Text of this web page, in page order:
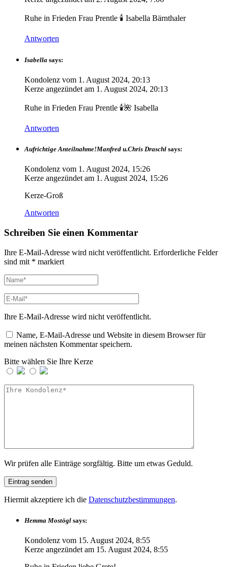
Ruhe in Frieden Frau Prentle 🕯️ Isabella Bärnthaler
Antworten
Isabella says:
Kondolenz vom 1. August 2024, 20:13
Kerze angezündet am 1. August 2024, 20:13
Ruhe in Frieden Frau Prentle 🕯️🌺 Isabella
Antworten
Aufrichtige Anteilnahme!Manfred u.Chris Draschl says:
Kondolenz vom 1. August 2024, 15:26
Kerze angezündet am 1. August 2024, 15:26
Kerze-Groß
Antworten
Schreiben Sie einen Kommentar
Ihre E-Mail-Adresse wird nicht veröffentlicht. Erforderliche Felder
sind mit * markiert
Ihre E-Mail-Adresse wird nicht veröffentlicht.
Name, E-Mail-Adresse und Website in diesem Browser für
meinen nächsten Kommentar speichern.
Bitte wählen Sie Ihre Kerze
Wir prüfen alle Einträge sorgfältig. Bitte um etwas Geduld.
Hiermit akzeptiere ich die Datenschutzbestimmungen.
Hemma Mostögl says:
Kondolenz vom 15. August 2024, 8:55
Kerze angezündet am 15. August 2024, 8:55